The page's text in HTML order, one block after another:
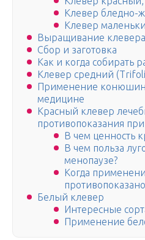
Клевер бледно-
Клевер
Выращивание клевера
Сбор и заготовка
Как и когда собирать
Клевер средний
Применение
медицине
Красный клевер
противопоказания
В чем ценность
В чем польза
менопаузе?
Когда
Белый клевер
Интересные
Применение